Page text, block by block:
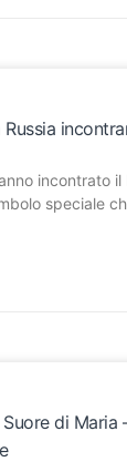
incontrato il
speciale
di Maria